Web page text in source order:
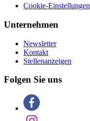
Cookie-Einstellungen
Unternehmen
Newsletter
Kontakt
Stellenanzeigen
Folgen Sie uns